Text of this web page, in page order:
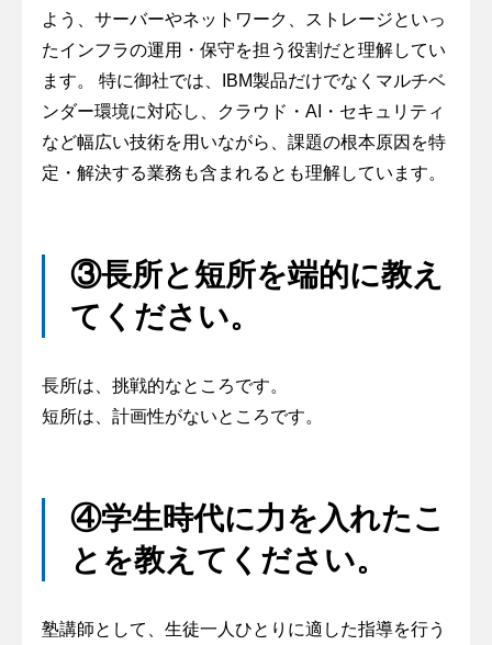
よう、サーバーやネットワーク、ストレージといっ
たインフラの運用・保守を担う役割だと理解してい
ます。 特に御社では、IBM製品だけでなくマルチベ
ンダー環境に対応し、クラウド・AI・セキュリティ
など幅広い技術を用いながら、課題の根本原因を特
定・解決する業務も含まれるとも理解しています。
③長所と短所を端的に教え
てください。
長所は、挑戦的なところです。
短所は、計画性がないところです。
④学生時代に力を入れたこ
とを教えてください。
塾講師として、生徒一人ひとりに適した指導を行う